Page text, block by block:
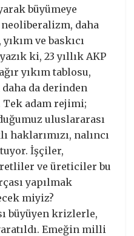
büyümeye
daha
ve baskıcı
ki, 23 yıllık AKP
yıkım tablosu,
da derinden
Tek adam rejimi;
uluslararası
haklarımızı, nalıncı
İşçiler,
ve üreticiler bu
yapılmak
miyiz?
büyüyen krizlerle,
Emeğin milli